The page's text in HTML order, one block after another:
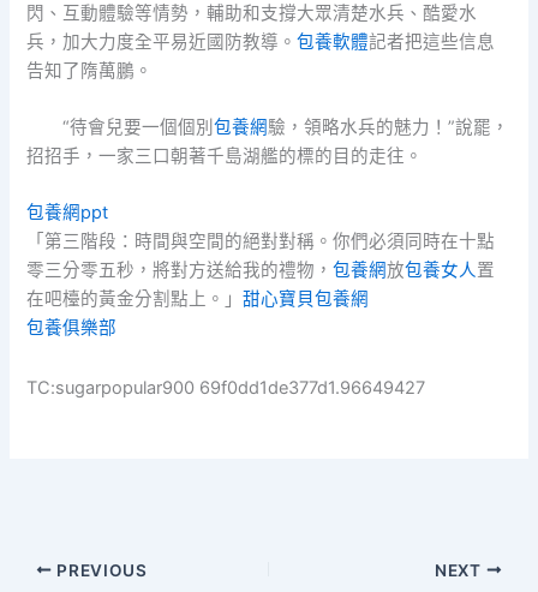
閃、互動體驗等情勢，輔助和支撐大眾清楚水兵、酷愛水
兵，加大力度全平易近國防教導。包養軟體記者把這些信息
告知了隋萬鵬。
“待會兒要一個個別 包養網驗，領略水兵的魅力！”說罷，
招招手，一家三口朝著千島湖艦的標的目的走往。
包養網ppt
「第三階段：時間與空間的絕對對稱。你們必須同時在十點
零三分零五秒，將對方送給我的禮物，包養網放包養女人置
在吧檯的黃金分割點上。」甜心寶貝包養網
包養俱樂部
TC:sugarpopular900 69f0dd1de377d1.96649427
PREVIOUS NEXT